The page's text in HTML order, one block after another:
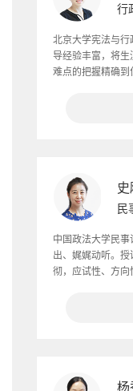
行
北京大学宪法与
导经验丰富，将
难点的把握精确到
史
民
中国政法大学民
出、娓娓动听。
彻，应试性、方向
杨